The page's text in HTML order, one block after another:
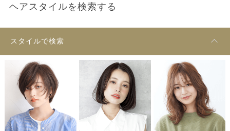
ヘアスタイルを検索する
スタイルで検索